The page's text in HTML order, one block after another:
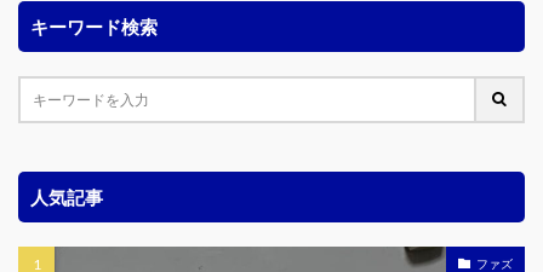
キーワード検索
人気記事
ファズ